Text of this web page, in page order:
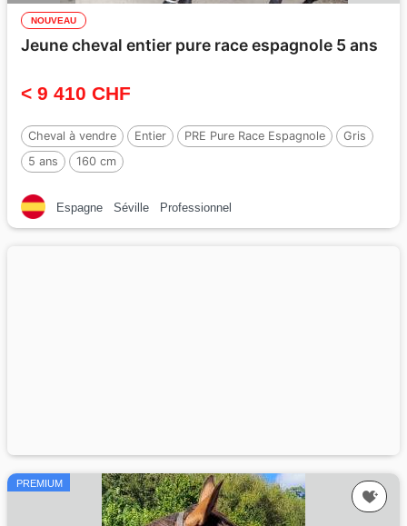
NOUVEAU
Jeune cheval entier pure race espagnole 5 ans
< 9 410 CHF
Cheval à vendre Entier PRE Pure Race Espagnole
Gris
5 ans
160 cm
Espagne Séville Professionnel
PREMIUM